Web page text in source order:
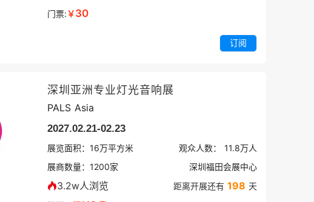
门票:￥30
订阅
深圳亚洲专业灯光音响展
PALS Asia
2027.02.21-02.23
展览面积： 16万平方米 观众人数： 11.8万人
展商数量： 1200家 深圳福田会展中心
3.2w人浏览 距离开展还有 198 天